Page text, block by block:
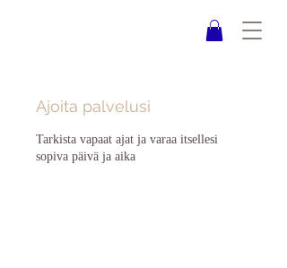
Ajoita palvelusi
Tarkista vapaat ajat ja varaa itsellesi
sopiva päivä ja aika